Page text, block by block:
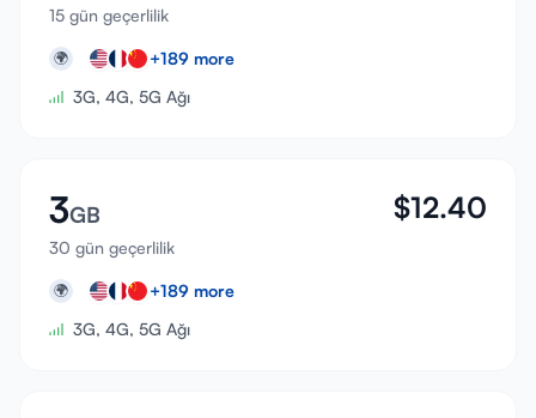
15 gün geçerlilik
🌍 +189 more
3G, 4G, 5G Ağı
3GB
30 gün geçerlilik
$12.40
🌍 +189 more
3G, 4G, 5G Ağı